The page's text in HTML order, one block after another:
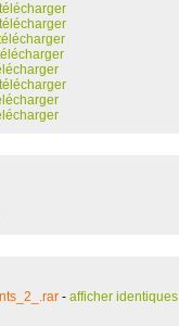
télécharger
télécharger
télécharger
- afficher identiques